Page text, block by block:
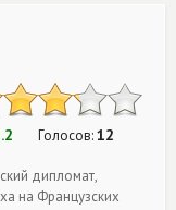
Голосов:12
дипломат,
на Французских